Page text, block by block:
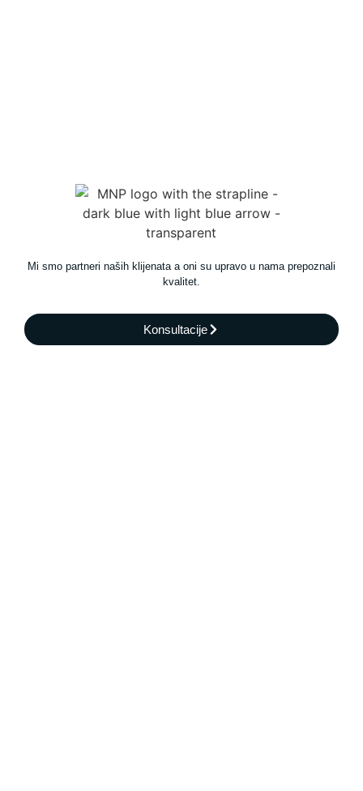
Mi smo partneri naših klijenata a oni su upravo u nama prepoznali
kvalitet.
Konsultacije